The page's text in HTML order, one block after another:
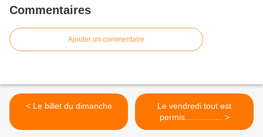
Commentaires
Ajouter un commentaire
< Le billet du dimanche
Le vendredi tout est
permis................ >